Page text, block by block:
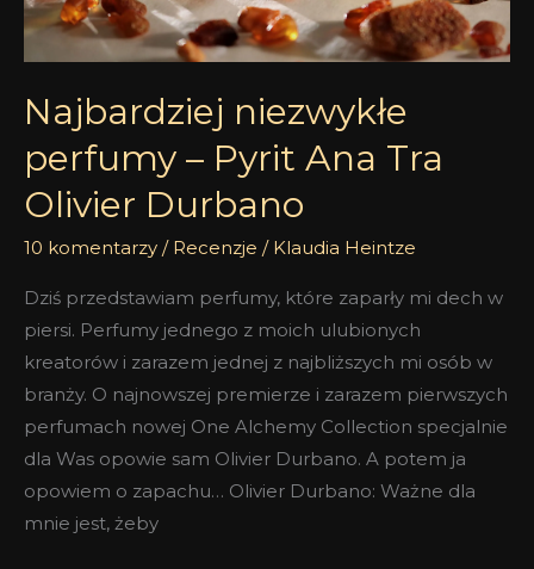
Najbardziej niezwykłe
perfumy – Pyrit Ana Tra
Olivier Durbano
10 komentarzy / Recenzje / Klaudia Heintze
Dziś przedstawiam perfumy, które zaparły mi dech w
piersi. Perfumy jednego z moich ulubionych
kreatorów i zarazem jednej z najbliższych mi osób w
branży. O najnowszej premierze i zarazem pierwszych
perfumach nowej One Alchemy Collection specjalnie
dla Was opowie sam Olivier Durbano. A potem ja
opowiem o zapachu… Olivier Durbano: Ważne dla
mnie jest, żeby